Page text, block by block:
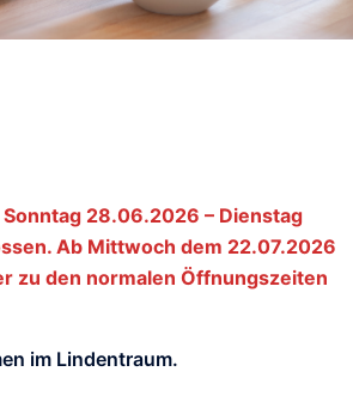
28.06.2026 – Dienstag
Ab Mittwoch dem 22.07.2026
zu den normalen Öffnungszeiten
im Lindentraum.